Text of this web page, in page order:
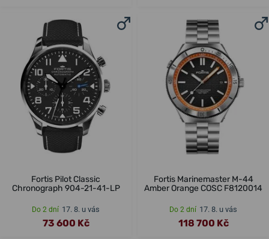
Fortis Pilot Classic
Chronograph 904-21-41-LP
Do 2 dní 17. 8. u vás
73 600 Kč
Fortis Marinemaster M-44
Amber Orange COSC F8120014
Do 2 dní 17. 8. u vás
118 700 Kč